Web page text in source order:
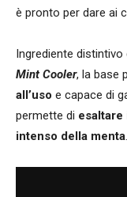
è pronto per dare ai
Ingrediente distintivo
Mint Cooler, la base
all’uso e capace di
permette di esaltare
intenso della menta.